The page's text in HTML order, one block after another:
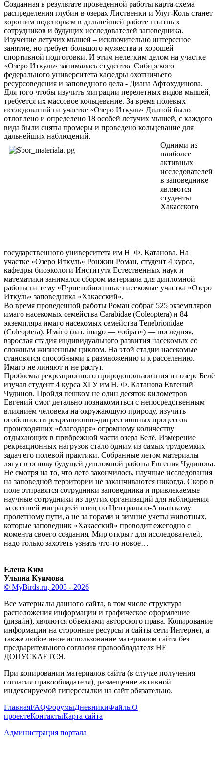
Созданная в результате проведенной работы карта-схема
распределения глубин в озерах Лиственки и Улуг-Коль станет
хорошим подспорьем в дальнейшей работе штатных
сотрудников и будущих исследователей заповедника.
Изучение летучих мышей – исключительно интересное
занятие, но требует большого мужества и хорошей
спортивной подготовки. И этим нелегким делом на участке
«Озеро Иткуль» занималась студентка Сибирского
федерального университета кафедры охотничьего
ресурсоведения и заповедного дела - Диана Афтохудинова.
Для того чтобы изучить миграции перелетных видов мышей,
требуется их массовое кольцевание. За время полевых
исследований на участке «Озеро Иткуль» Дианой было
отловлено и определено 18 особей летучих мышей, с каждого
вида были сняты промеры и проведено кольцевание для
дальнейших наблюдений.
Одними из
наиболее
активных
исследователей
в заповеднике
являются
студенты
Хакасского
государственного университета им Н. Ф. Катанова. На
участке «Озеро Иткуль» Ронжин Роман, студент 4 курса,
кафедры биоэкологи Института Естественных наук и
математики занимался сбором материала для дипломной
работы на тему «Герпетобионтные насекомые участка «Озеро
Иткуль» заповедника «Хакасский».
Во время проведенной работы Роман собрал 525 экземпляров
имаго насекомых семейства Carabidae (Coleoptera) и 84
экземпляра имаго насекомых семейства Tenebrionidae
(Coleoptera). Има́го (лат. imago — «образ») — последняя,
взрослая стадия индивидуального развития насекомых со
сложным жизненным циклом. На этой стадии насекомые
становятся способными к размножению и к расселению.
Имаго не линяют и не растут.
Проблемы рекреационного природопользования на озере Белё
изучал студент 4 курса ХГУ им Н. Ф. Катанова Евгений
Чудинов. Пройдя пешком не один десяток километров
Евгений смог детально познакомиться с непосредственным
влиянием человека на окружающую природу, изучить
особенности рекреационно-дигрессионных процессов
происходящих «благодаря» огромному количеству
отдыхающих в прибрежной части озера Белё. Измерение
рекреационных нагрузок стало одним из самых трудоемких
задач его полевой практики. Собранные летом материалы
лягут в основу будущей дипломной работы Евгения Чудинова.
Не смотря на то, что лето закончилось, научные исследования
на заповедной территории не заканчиваются никогда. Скоро в
поле отправятся сотрудники заповедника и привлекаемые
научные сотрудники из других организаций для наблюдения
за осенней миграцией птиц по Центрально-Азиатскому
пролетному пути, а не за горами и зимние учеты животных,
которые заповедник «Хакасский» проводит ежегодно с
момента своего создания. Мир открыт для исследователей,
надо только захотеть узнать что-то новое…
Елена Ким
Ульяна Куимова
© MyBirds.ru, 2003 - 2026
Все материалы данного сайта, в том числе структура
расположения информации и графическое оформление
(дизайн), являются объектами авторского права. Копирование
информации на сторонние ресурсы и сайты сети Интернет, а
также любое иное использование материалов сайта без
предварительного согласия правообладателя НЕ
ДОПУСКАЕТСЯ.
При копировании материалов сайта (в случае получения
согласия правообладателя), размещение активной
индексируемой гиперссылки на сайт обязательно.
ГлавнаяFAQФорумыДневникиФайлыО
проектеКонтактыКарта сайта
Администрация портала